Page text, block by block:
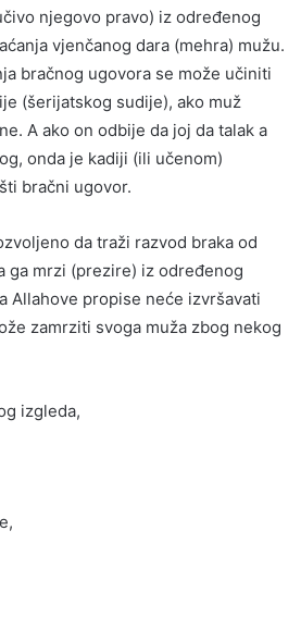
njegovo pravo) iz određenog
vjenčanog dara (mehra) mužu.
bračnog ugovora se može učiniti
(šerijatskog sudije), ako muž
A ako on odbije da joj da talak a
onda je kadiji (ili učenom)
bračni ugovor.
da traži razvod braka od
ga mrzi (prezire) iz određenog
Allahove propise neće izvršavati
zamrziti svoga muža zbog nekog
izgleda,